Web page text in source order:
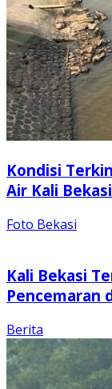
Kondisi
Air Kali
Foto Bekasi
Kali Bekasi
Pencemaran
Berita